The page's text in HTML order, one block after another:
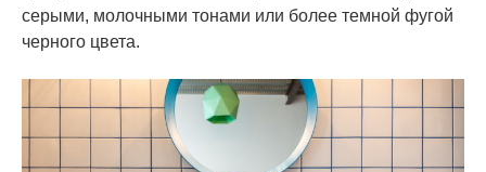
серыми, молочными тонами или более темной фугой
черного цвета.